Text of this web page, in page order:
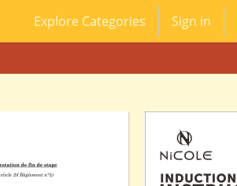
Explore Categories Sign in